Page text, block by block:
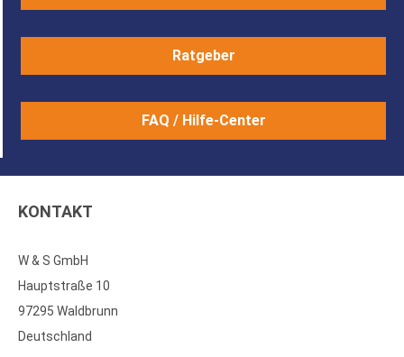
Ratgeber
FAQ / Hilfe-Center
KONTAKT
W & S GmbH
Hauptstraße 10
97295 Waldbrunn
Deutschland